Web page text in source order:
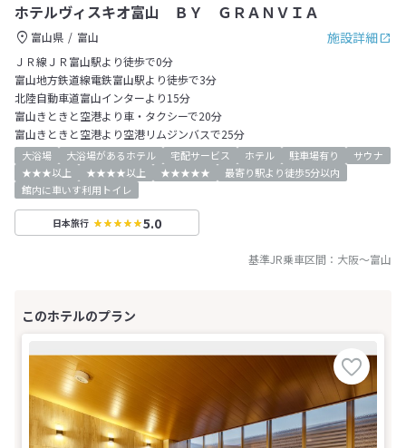
ホテルヴィスキオ富山 ＢＹ ＧＲＡＮＶＩＡ
施設詳細
富山県
富山
ＪＲ線ＪＲ富山駅より徒歩で0分
富山地方鉄道線電鉄富山駅より徒歩で3分
北陸自動車道富山インターより15分
富山きときと空港より車・タクシーで20分
富山きときと空港より空港リムジンバスで25分
大浴場 大浴場があるホテル 宅配サービス ホテル 駐車場有り
サウナ
★★★以上
★★★★以上 ★★★★★
最寄り駅より徒歩5分以内
館内に車いす利用トイレ
日本旅行 5.0
基準JR乗車区間： 大阪～富山